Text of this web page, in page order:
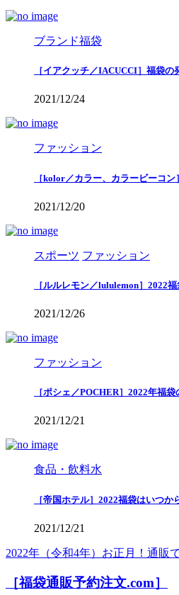
ブランド福袋
［イアクッチ／IACUCCI］福袋
2021/12/24
ファッション
［kolor／カラー、カラービーコ
2021/12/20
スポーツ ファッション
［ルルレモン／lululemon］2022
2021/12/26
ファッション
［ポシェ／POCHER］2022年福
2021/12/21
食品・飲料水
［帝国ホテル］2022福袋はいつ
2021/12/21
2022年（令和4年）お正月！通販
［福袋通販予約注文.com］